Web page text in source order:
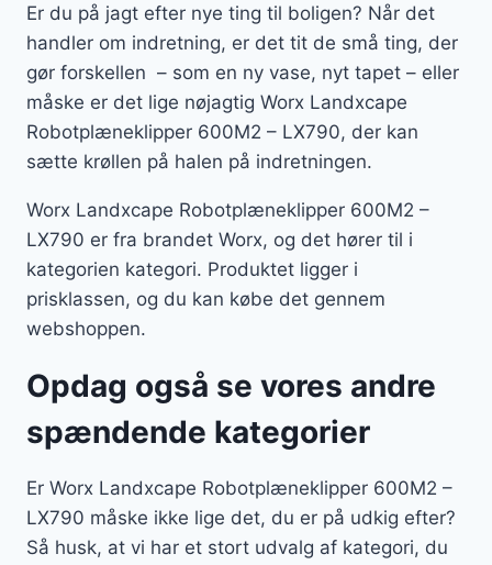
Er du på jagt efter nye ting til boligen? Når det
handler om indretning, er det tit de små ting, der
gør forskellen – som en ny vase, nyt tapet – eller
måske er det lige nøjagtig Worx Landxcape
Robotplæneklipper 600M2 – LX790, der kan
sætte krøllen på halen på indretningen.
Worx Landxcape Robotplæneklipper 600M2 –
LX790 er fra brandet Worx, og det hører til i
kategorien kategori. Produktet ligger i
prisklassen, og du kan købe det gennem
webshoppen.
Opdag også se vores andre
spændende kategorier
Er Worx Landxcape Robotplæneklipper 600M2 –
LX790 måske ikke lige det, du er på udkig efter?
Så husk, at vi har et stort udvalg af kategori, du